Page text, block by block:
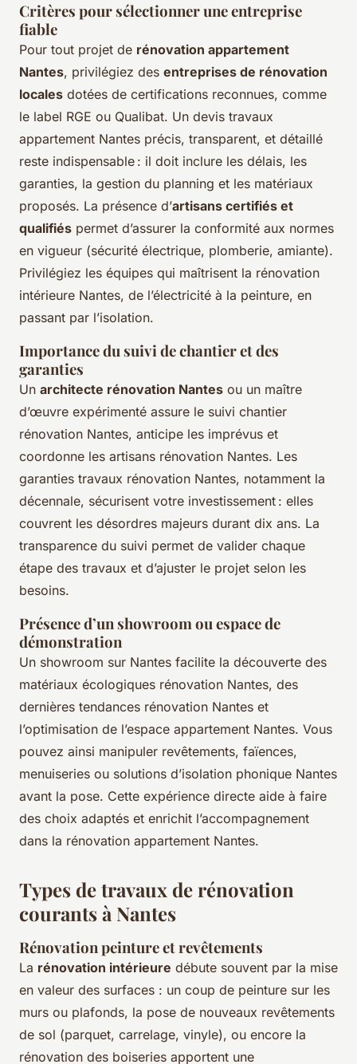
Critères pour sélectionner une entreprise
fiable
Pour tout projet de rénovation appartement
Nantes, privilégiez des entreprises de rénovation
locales dotées de certifications reconnues, comme
le label RGE ou Qualibat. Un devis travaux
appartement Nantes précis, transparent, et détaillé
reste indispensable : il doit inclure les délais, les
garanties, la gestion du planning et les matériaux
proposés. La présence d’artisans certifiés et
qualifiés permet d’assurer la conformité aux normes
en vigueur (sécurité électrique, plomberie, amiante).
Privilégiez les équipes qui maîtrisent la rénovation
intérieure Nantes, de l’électricité à la peinture, en
passant par l’isolation.
Importance du suivi de chantier et des
garanties
Un architecte rénovation Nantes ou un maître
d’œuvre expérimenté assure le suivi chantier
rénovation Nantes, anticipe les imprévus et
coordonne les artisans rénovation Nantes. Les
garanties travaux rénovation Nantes, notamment la
décennale, sécurisent votre investissement : elles
couvrent les désordres majeurs durant dix ans. La
transparence du suivi permet de valider chaque
étape des travaux et d’ajuster le projet selon les
besoins.
Présence d’un showroom ou espace de
démonstration
Un showroom sur Nantes facilite la découverte des
matériaux écologiques rénovation Nantes, des
dernières tendances rénovation Nantes et
l’optimisation de l’espace appartement Nantes. Vous
pouvez ainsi manipuler revêtements, faïences,
menuiseries ou solutions d’isolation phonique Nantes
avant la pose. Cette expérience directe aide à faire
des choix adaptés et enrichit l’accompagnement
dans la rénovation appartement Nantes.
Types de travaux de rénovation
courants à Nantes
Rénovation peinture et revêtements
La rénovation intérieure débute souvent par la mise
en valeur des surfaces : un coup de peinture sur les
murs ou plafonds, la pose de nouveaux revêtements
de sol (parquet, carrelage, vinyle), ou encore la
rénovation des boiseries apportent une